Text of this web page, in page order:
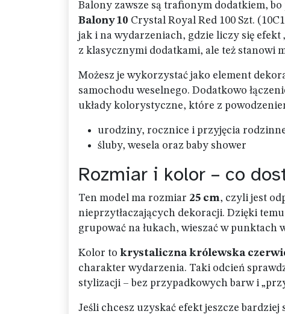
Balony zawsze są trafionym dodatkiem,
Balony 10 Crystal Royal Red 100 Szt.
jak i na wydarzeniach, gdzie liczy się
z klasycznymi dodatkami, ale też stanowi
Możesz je wykorzystać jako element
samochodu weselnego. Dodatkowo
układy kolorystyczne, które z
urodziny, rocznice i przyjęcia
śluby, wesela oraz baby shower
Rozmiar i kolor – co
Ten model ma rozmiar 25 cm, czyli jest
nieprzytłaczających dekoracji. Dzięki
grupować na łukach, wieszać w punktach
Kolor to krystaliczna królewska
charakter wydarzenia. Taki odcień
stylizacji – bez przypadkowych barw i
Jeśli chcesz uzyskać efekt jeszcze